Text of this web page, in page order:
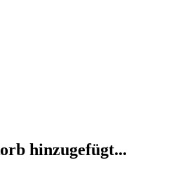
hinzugefügt...